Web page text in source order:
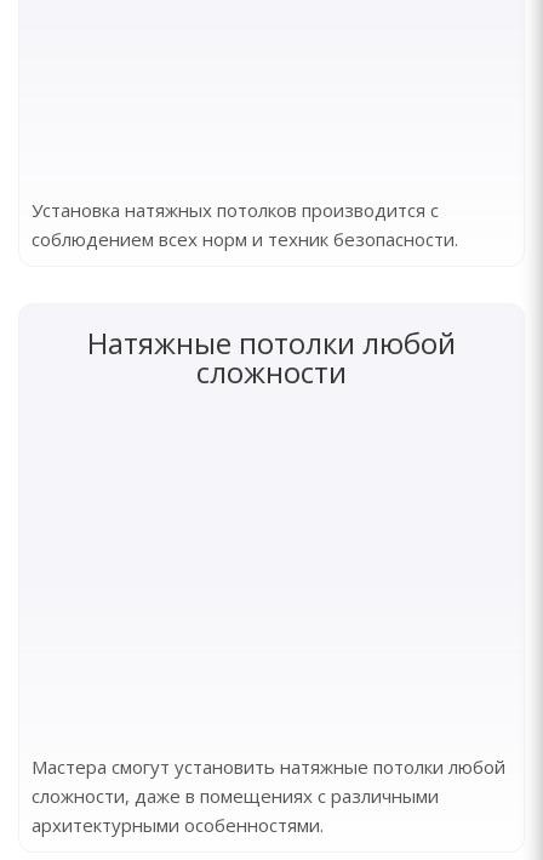
Установка натяжных потолков производится с
соблюдением всех норм и техник безопасности.
Натяжные потолки любой
сложности
Мастера смогут установить натяжные потолки любой
сложности, даже в помещениях с различными
архитектурными особенностями.